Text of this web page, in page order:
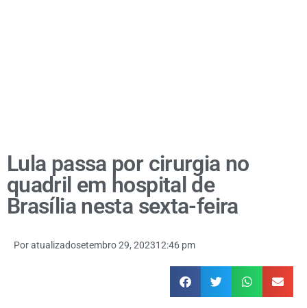
Lula passa por cirurgia no
quadril em hospital de
Brasília nesta sexta-feira
Poratualizadosetembro 29, 202312:46 pm